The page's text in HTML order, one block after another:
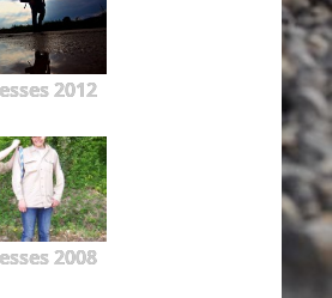
2012
2008